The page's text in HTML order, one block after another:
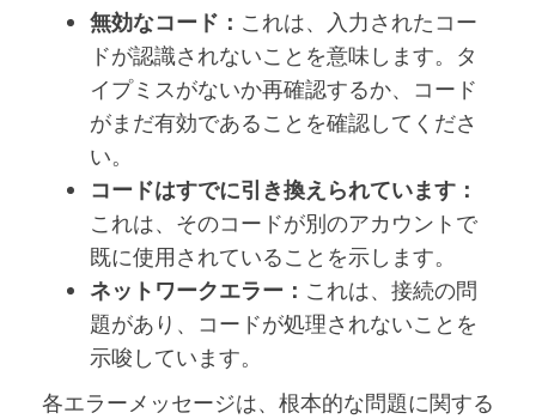
無効なコード： これは、入力されたコー
ドが認識されないことを意味します。タ
イプミスがないか再確認するか、コード
がまだ有効であることを確認してくださ
い。
コードはすでに引き換えられています：
これは、そのコードが別のアカウントで
既に使用されていることを示します。
ネットワークエラー： これは、接続の問
題があり、コードが処理されないことを
示唆しています。
各エラーメッセージは、根本的な問題に関する